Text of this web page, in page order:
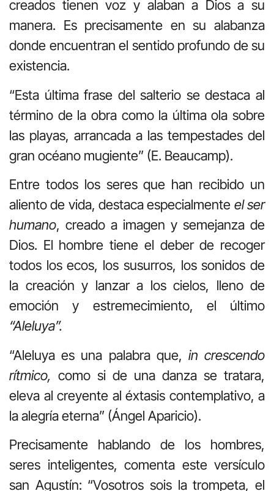
creados tienen voz y alaban a Dios a su
manera. Es precisamente en su alabanza
donde encuentran el sentido profundo de su
existencia.
“Esta última frase del salterio se destaca al
término de la obra como la última ola sobre
las playas, arrancada a las tempestades del
gran océano mugiente” (E. Beaucamp).
Entre todos los seres que han recibido un
aliento de vida, destaca especialmente el ser
humano, creado a imagen y semejanza de
Dios. El hombre tiene el deber de recoger
todos los ecos, los susurros, los sonidos de
la creación y lanzar a los cielos, lleno de
emoción y estremecimiento, el último
“Aleluya”.
“Aleluya es una palabra que, in crescendo
rítmico, como si de una danza se tratara,
eleva al creyente al éxtasis contemplativo, a
la alegría eterna” (Ángel Aparicio).
Precisamente hablando de los hombres,
seres inteligentes, comenta este versículo
san Agustín: “Vosotros sois la trompeta, el